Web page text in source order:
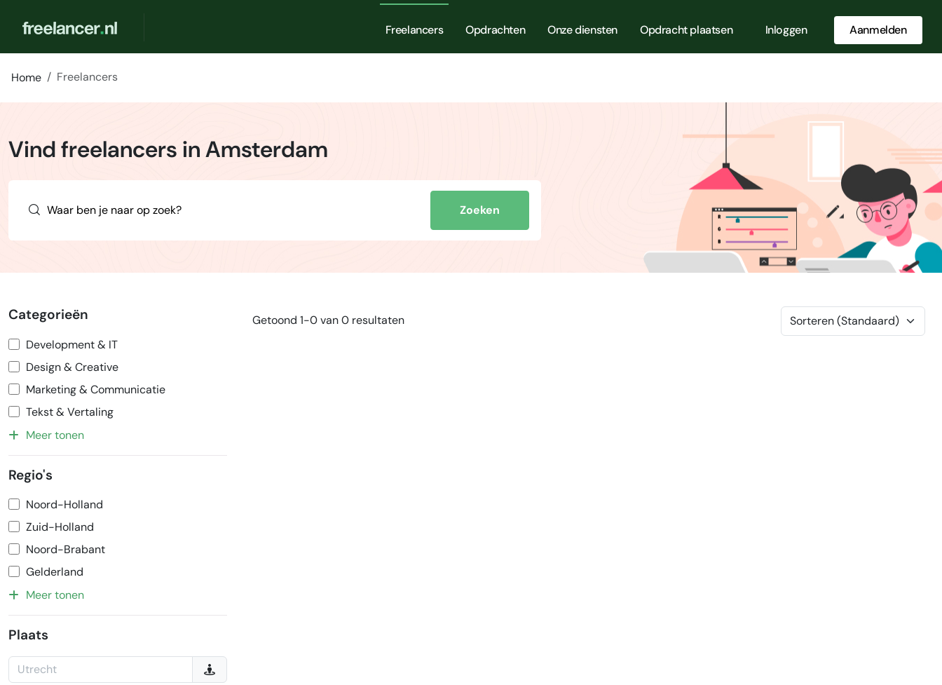
Freelancers Opdrachten Onze diensten Opdracht plaatsen Inloggen Aanmelden
Home Freelancers
Vind freelancers in Amsterdam
Zoeken
Categorieën
Development & IT
Design & Creative
Marketing & Communicatie
Tekst & Vertaling
Meer tonen
Regio's
Noord-Holland
Zuid-Holland
Noord-Brabant
Gelderland
Meer tonen
Plaats
Getoond 1-0 van 0 resultaten